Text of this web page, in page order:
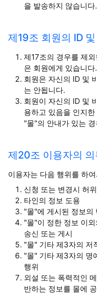
을 발송하지 않습니다.
제19조 회원의 ID
제17조의 경우를 제
은 회원에게 있습니다.
회원은 자신의 ID 및
는 안됩니다.
회원이 자신의 ID 및
용하고 있음을 인지
"몰"의 안내가 있는
제20조 이용자의 의
이용자는 다음 행위를 하
신청 또는 변경시 허
타인의 정보 도용
"몰"에 게시된 정보의
"몰"이 정한 정보 이
송신 또는 게시
"몰" 기타 제3자의 저
"몰" 기타 제3자의 명
행위
외설 또는 폭력적인
반하는 정보를 몰에